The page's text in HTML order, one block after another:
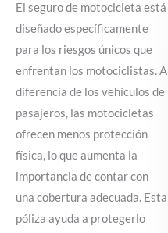
El seguro de motocicleta está
diseñado específicamente
para los riesgos únicos que
enfrentan los motociclistas. A
diferencia de los vehículos de
pasajeros, las motocicletas
ofrecen menos protección
física, lo que aumenta la
importancia de contar con
una cobertura adecuada. Esta
póliza ayuda a protegerlo